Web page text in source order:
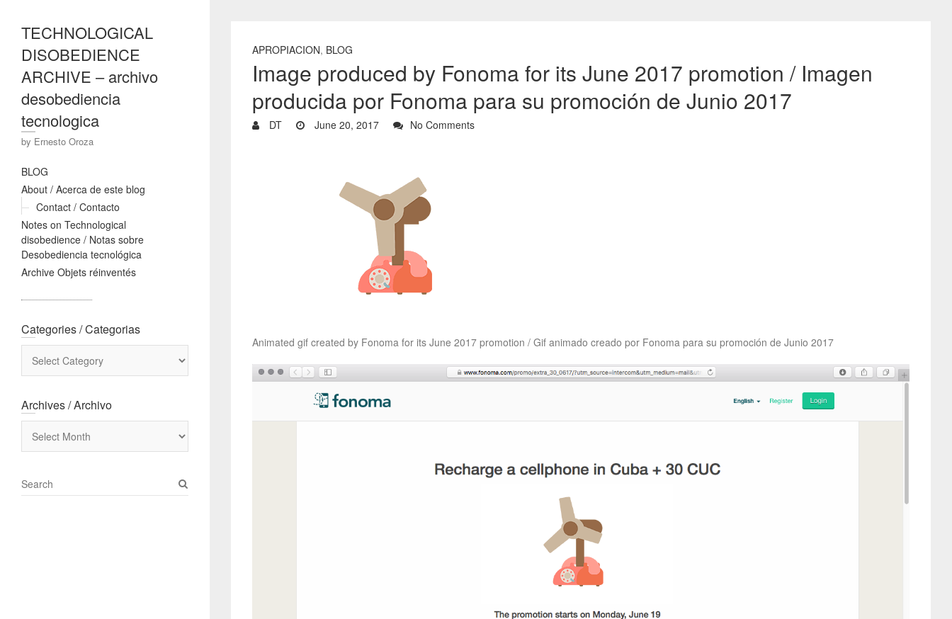
TECHNOLOGICAL
DISOBEDIENCE
ARCHIVE – archivo
desobediencia
tecnologica
by Ernesto Oroza
BLOG
About / Acerca de este blog
Contact / Contacto
Notes on Technological
disobedience / Notas sobre
Desobediencia tecnológica
Archive Objets réinventés
APROPIACION, BLOG
Image produced by Fonoma for its June 2017 promotion / Imagen
producida por Fonoma para su promoción de Junio 2017
DT June 20, 2017 No Comments
Animated gif created by Fonoma for its June 2017 promotion / Gif animado creado por Fonoma para su promoción de Junio 2017
Categories / Categorias
Archives / Archivo
S
e